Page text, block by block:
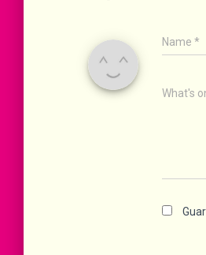
Name *
What's